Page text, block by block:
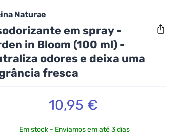
Naturae
em spray -
in Bloom (100 ml) -
odores e deixa uma
fresca
10,95 €
Em stock - Enviamos em até 3 dias